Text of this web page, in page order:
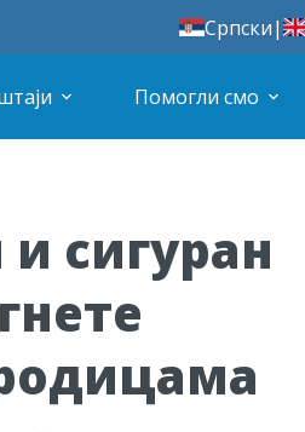
Српски|
Помогли смо
сигуран